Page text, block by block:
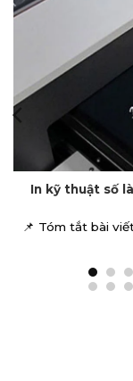
In DTF là gì?
📌 Tóm tắt bài